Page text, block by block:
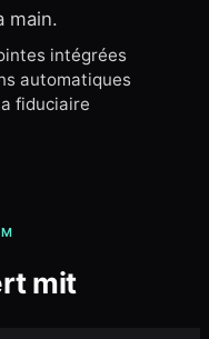
main.
intégrées
automatiques
fiduciaire
mit